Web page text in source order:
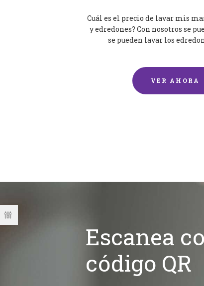
Cuál es el precio de lavar mis
y edredones? Con nosotros se
se pueden lavar los
VER AHORA
Escanea
código QR